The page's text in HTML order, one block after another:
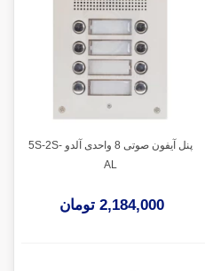
پنل آیفون صوتی 8 واحدی آلدو 5S-2S-
AL
2,184,000 تومان